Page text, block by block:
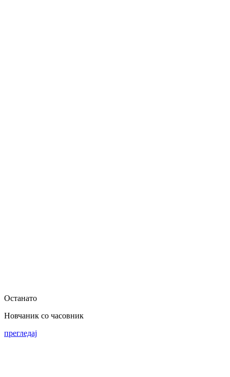
Останато
Новчаник со часовник
прегледај